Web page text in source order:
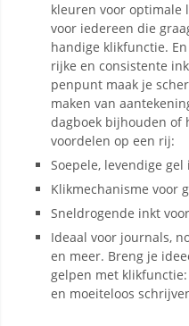
kleuren voor optimale
voor iedereen die
handige klikfunctie.
rijke en consistente
penpunt maak je
maken van
dagboek bijhouden of
voordelen op een rij:
Soepele, levendige
Klikmechanisme voor
Sneldrogende inkt
Ideaal voor journals,
en meer. Breng je
gelpen met
en moeiteloos